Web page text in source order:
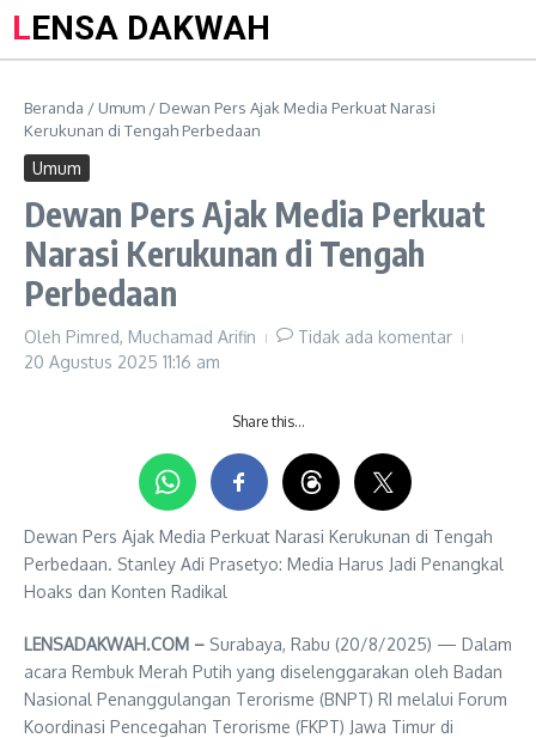
LENSA DAKWAH
Beranda / Umum / Dewan Pers Ajak Media Perkuat Narasi
Kerukunan di Tengah Perbedaan
Umum
Dewan Pers Ajak Media Perkuat
Narasi Kerukunan di Tengah
Perbedaan
Oleh Pimred, Muchamad Arifin
Tidak ada komentar
20 Agustus 2025 11:16 am
Share this…
Dewan Pers Ajak Media Perkuat Narasi Kerukunan di Tengah
Perbedaan. Stanley Adi Prasetyo: Media Harus Jadi Penangkal
Hoaks dan Konten Radikal
LENSADAKWAH.COM – Surabaya, Rabu (20/8/2025) — Dalam
acara Rembuk Merah Putih yang diselenggarakan oleh Badan
Nasional Penanggulangan Terorisme (BNPT) RI melalui Forum
Koordinasi Pencegahan Terorisme (FKPT) Jawa Timur di